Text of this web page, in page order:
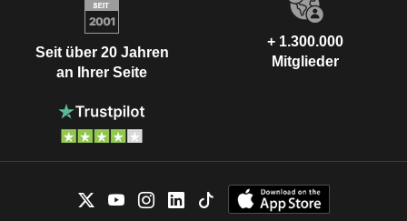
Seit über 20 Jahren
an Ihrer Seite
+ 1.300.000
Mitglieder